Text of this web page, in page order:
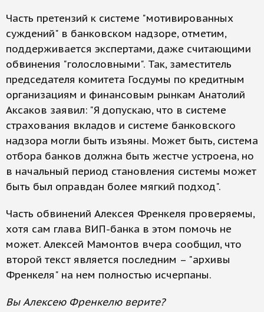
Часть претензий к системе "мотивированных
суждений" в банковском надзоре, отметим,
поддерживается экспертами, даже считающими
обвинения "голословными". Так, заместитель
председателя комитета Госдумы по кредитным
организациям и финансовым рынкам Анатолий
Аксаков заявил: "Я допускаю, что в системе
страхования вкладов и системе банковского
надзора могли быть изъяны. Может быть, система
отбора банков должна быть жестче устроена, но
в начальный период становления системы может
быть был оправдан более мягкий подход".
Часть обвинений Алексея Френкеля проверяемы,
хотя сам глава ВИП-банка в этом помочь не
может. Алексей Мамонтов вчера сообщил, что
второй текст является последним – "архивы
Френкеля" на нем полностью исчерпаны.
Вы Алексею Френкелю верите?